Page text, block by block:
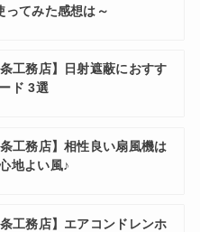
ってみた感想は～
条工務店】日射遮蔽におすす
ド 3選
条工務店】相性良い扇風機は
地よい風♪
条工務店】エアコンドレンホ